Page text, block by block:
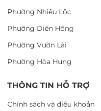
Phường Nhiêu Lộc
Phường Diên Hồng
Phường Vườn Lài
Phường Hòa Hưng
THÔNG TIN HỖ TRỢ
Chính sách và điều khoản